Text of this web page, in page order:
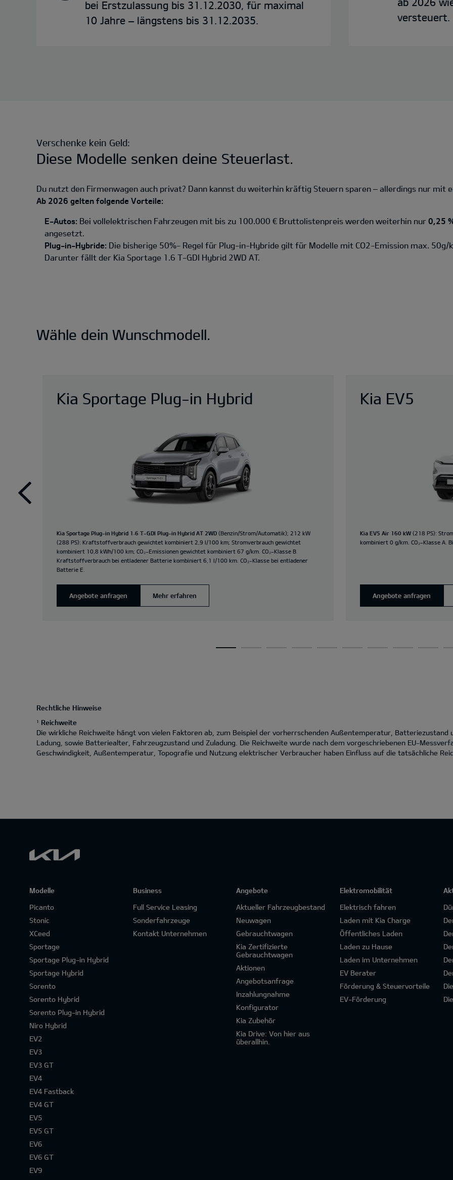
bei Erstzulassung bis 31.12.2030, für maximal
10 Jahre – längstens bis 31.12.2035.
versteuert.
Verschenke kein Geld:
Diese Modelle senken deine Steuerlast.
Du nutzt den Firmenwagen auch privat? Dann kannst du weiterhin kräftig Steuern sparen – allerdings nur mit
Ab 2026 gelten folgende Vorteile:
E-Autos: Bei vollelektrischen Fahrzeugen mit bis zu 100.000 € Bruttolistenpreis werden weiterhin nur 0,25
angesetzt.
Plug-in-Hybride: Die bisherige 50%- Regel für Plug-in-Hybride gilt für Modelle mit CO2-Emission max.
Darunter fällt der Kia Sportage 1.6 T-GDI Hybrid 2WD AT.
Wähle dein Wunschmodell.
Kia Sportage Plug-in Hybrid
Kia Sportage Plug-in Hybrid 1.6 T-GDI Plug-in Hybrid AT 2WD (Benzin/Strom/Automatik); 212 kW
(288 PS): Kraftstoffverbrauch gewichtet kombiniert 2,9 l/100 km; Stromverbrauch gewichtet
kombiniert 10,8 kWh/100 km; CO₂-Emissionen gewichtet kombiniert 67 g/km. CO₂-Klasse B.
Kraftstoffverbrauch bei entladener Batterie kombiniert 6,1 l/100 km. CO₂-Klasse bei entladener
Batterie E.
Angebote anfragen Mehr erfahren
Kia EV5
Kia EV5 Air 160 kW (218 PS):
kombiniert 0 g/km. CO₂-Klasse A.
Angebote anfragen
Rechtliche Hinweise
1 Reichweite
Die wirkliche Reichweite hängt von vielen Faktoren ab, zum Beispiel der vorherrschenden Außentemperatur,
Ladung, sowie Batteriealter, Fahrzeugzustand und Zuladung. Die Reichweite wurde nach dem vorgeschriebenen EU-
Geschwindigkeit, Außentemperatur, Topografie und Nutzung elektrischer Verbraucher haben Einfluss auf die tatsächliche
Modelle
Picanto
Stonic
XCeed
Sportage
Sportage Plug-in Hybrid
Sportage Hybrid
Sorento
Sorento Hybrid
Sorento Plug-in Hybrid
Niro Hybrid
EV2
EV3
EV3 GT
EV4
EV4 Fastback
EV4 GT
EV5
EV5 GT
EV6
EV6 GT
EV9
Business
Full Service Leasing
Sonderfahrzeuge
Kontakt Unternehmen
Angebote
Aktueller Fahrzeugbestand
Neuwagen
Gebrauchtwagen
Kia Zertifizierte
Gebrauchtwagen
Aktionen
Angebotsanfrage
Inzahlungnahme
Konfigurator
Kia Zubehör
Kia Drive: Von hier aus
überallhin.
Elektromobilität
Elektrisch fahren
Laden mit Kia Charge
Öffentliches Laden
Laden zu Hause
Laden im Unternehmen
EV Berater
Förderung & Steuervorteile
EV-Förderung